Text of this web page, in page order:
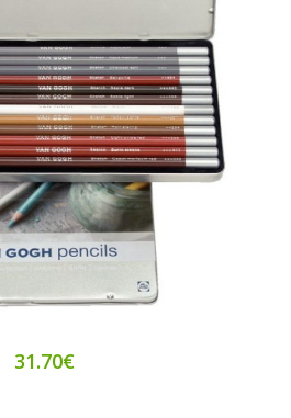
31.70€